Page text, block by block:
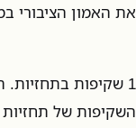
את האמון הציבורי
1 שקיפות
השקיפות של